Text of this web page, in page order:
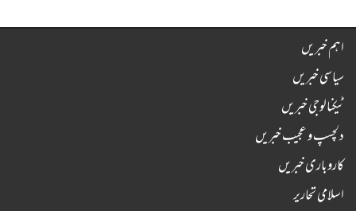
اہم خبریں
سیاسی خبریں
ٹیکنالوجی خبریں
دلچسپ و عجیب خبریں
کاروباری خبریں
اسلامی تحاریر